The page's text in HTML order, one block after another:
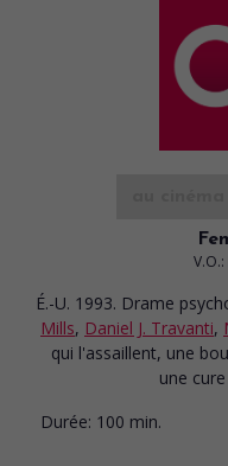
É.-U. 1993. Drame
Mills, Daniel J. Travanti,
qui l'assaillent, une
une
Durée: 100 min.